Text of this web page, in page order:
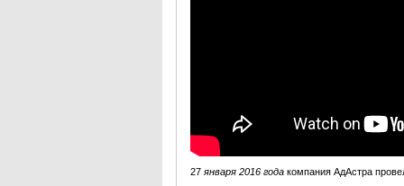
27 января 2016 года компания АдАстра